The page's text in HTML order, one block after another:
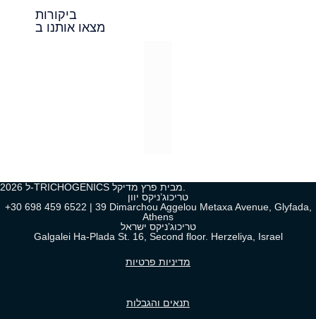
ביקורות
מצאו אותנו ב
טריכוג’ניקס יוון
+30 698 459 6522 | 39 Dimarchou Aggelou Metaxa Avenue, Glyfada,
Athens
טריכוג’ניקס ישראל
Galgalei Ha-Plada St. 16, Second floor. Herzeliya, Israel
מדיניות פרטיות
תנאים והגבלות